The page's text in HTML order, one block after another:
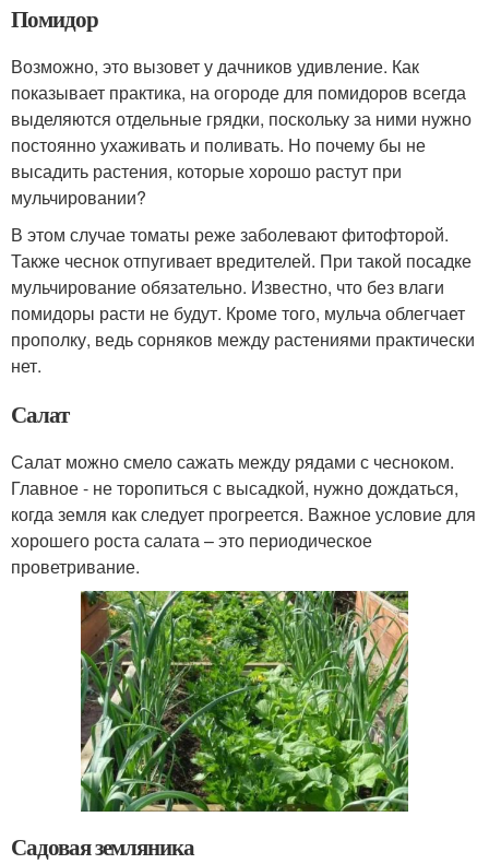
Помидор
Возможно, это вызовет у дачников удивление. Как
показывает практика, на огороде для помидоров всегда
выделяются отдельные грядки, поскольку за ними нужно
постоянно ухаживать и поливать. Но почему бы не
высадить растения, которые хорошо растут при
мульчировании?
В этом случае томаты реже заболевают фитофторой.
Также чеснок отпугивает вредителей. При такой посадке
мульчирование обязательно. Известно, что без влаги
помидоры расти не будут. Кроме того, мульча облегчает
прополку, ведь сорняков между растениями практически
нет.
Салат
Салат можно смело сажать между рядами с чесноком.
Главное - не торопиться с высадкой, нужно дождаться,
когда земля как следует прогреется. Важное условие для
хорошего роста салата – это периодическое
проветривание.
Садовая земляника